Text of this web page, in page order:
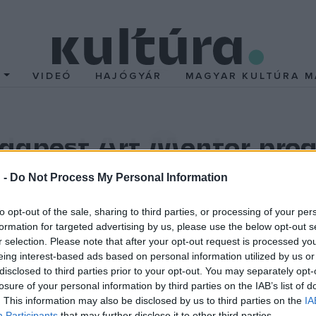
- Do Not Process My Personal Information
opt-out of the sale, sharing to third parties, or processing of your
for targeted advertising by us, please use the below opt-out
selection. Please note that after your opt-out request is processed
interest-based ads based on personal information utilized by us
to third parties prior to your opt-out. You may separately
of your personal information by third parties on the IAB’s list of
This information may also be disclosed by us to third parties on the
VIDEÓ HAJÓGYÁR MAGYAR KULTÚRA
Art Mentor
célja, hogy lehetőséget teremtsen a magyar és a
részvételre nyilvános pályázat útján lehet bekerülni.
két párhuzamosan futó elemből épül fel. Képzési
elsajátítják a szükséges kommunikációs készségeket,
és javaslatokat kapnak arra nézve, hogy hogyan
pályázatok. Milyen karrierutak állhatnak előttük és